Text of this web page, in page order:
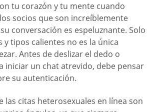
tu corazón y tu mente cuando
socios que son increíblemente
conversación es espeluznante. Solo
y tipos calientes no es la única
Antes de deslizar el dedo o
iniciar un chat atrevido, debe pensar
su autenticación.
las citas heterosexuales en línea son